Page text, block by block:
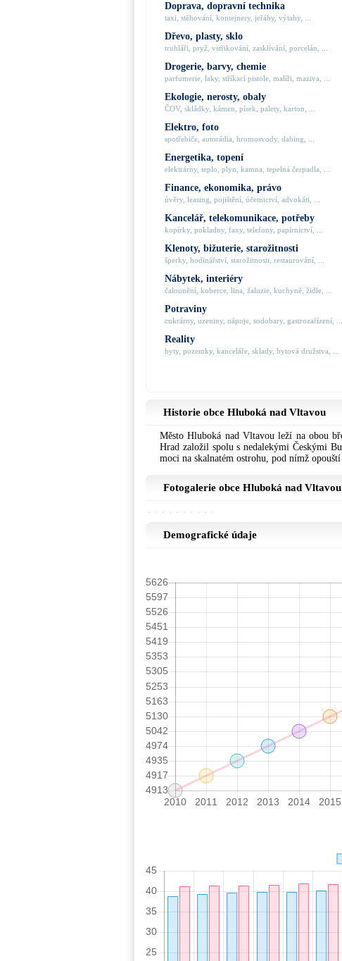
Doprava, dopravní technika
taxi, stěhování, kontejnery, jeřáby, výtahy, ...
Dřevo, plasty, sklo
truhláři, pryž, vstřikování, zasklívání, porcelán, ...
Drogerie, barvy, chemie
parfumerie, laky, stříkací pistole, malíři, maziva, ...
Ekologie, nerosty, obaly
ČOV, skládky, kámen, písek, palety, karton, ...
Elektro, foto
spotřebiče, autorádia, hromosvody, dabing, ...
Energetika, topení
elektrárny, teplo, plyn, kamna, tepelná čerpadla, ...
Finance, ekonomika, právo
úvěry, leasing, pojištění, účetnictví, advokáti, ...
Kancelář, telekomunikace, potřeby
kopírky, pokladny, faxy, telefony, papírnictví, ...
Klenoty, bižuterie, starožitnosti
šperky, hodinářství, starožitnosti, restaurování, ...
Nábytek, interiéry
čalounění, koberce, lina, žaluzie, kuchyně, židle, ...
Potraviny
cukrárny, uzeniny, nápoje, sodobary, gastrozařízení, ...
Reality
byty, pozemky, kanceláře, sklady, bytová družstva, ...
Historie obce Hluboká nad Vltavou
Město Hluboká nad Vltavou leží na obou
Hrad založil spolu s nedalekými Českými
moci na skalnatém ostrohu, pod nímž
Fotogalerie obce Hluboká nad Vltavou
Demografické údaje